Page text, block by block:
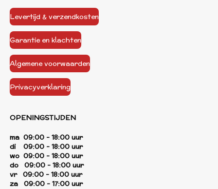
Levertijd & verzendkosten
Garantie en klachten
Algemene voorwaarden
Privacyverklaring
OPENINGSTIJDEN
ma 09:00 - 18:00 uur
di 09:00 - 18:00 uur
wo 09:00 - 18:00 uur
do 09:00 - 18:00 uur
vr 09:00 - 18:00 uur
za 09:00 - 17:00 uur